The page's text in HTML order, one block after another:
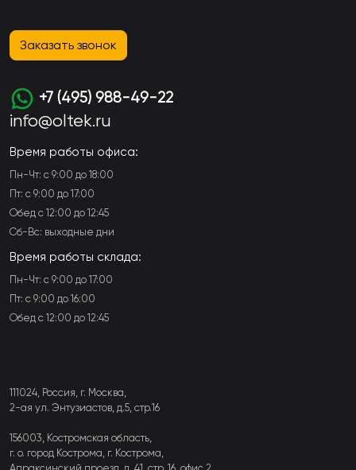
Заказать звонок
+7 (495) 988-49-22
info@oltek.ru
Время работы офиса:
Пн-Чт: с 9:00 до 18:00
Пт: с 9:00 до 17:00
Обед с 12:00 до 12:45
Сб-Вс: выходные дни
Время работы склада:
Пн-Чт: с 9:00 до 17:00
Пт: с 9:00 до 16:00
Обед с 12:00 до 12:45
111024, Россия, г. Москва,
2-ая ул. Энтузиастов, д.5, стр.16
156003, Костромская область,
г. о. город Кострома, г. Кострома,